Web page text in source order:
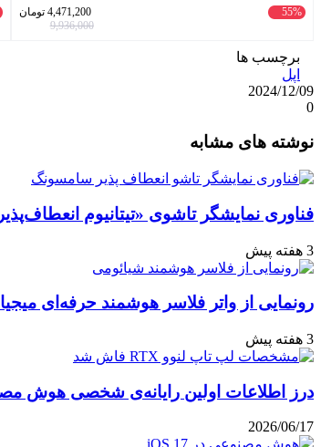
55%
4,471,200 تومان
9,936,000
برچسب ها
اپل
2024/12/09
0
آپ
گذاری
ایمیل
نوشته های مشابه
فناوری نمایشگر تاشوی «تیتانیوم
3 هفته پیش
رونمایی از واتر فلاسر هوشمند حرفه‌ای
3 هفته پیش
درز اطلاعات اولین رایانه‌ی شخصی هوش
2026/06/17